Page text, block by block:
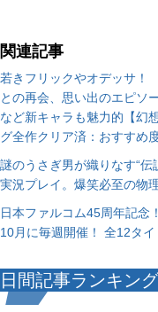
関連記事
若きフリックやオデッサ！
との再会、思い出のエピソ
など新キャラも魅力的【幻
グ全作クリア済：おすすめ
謎のうさぎ男が織りなす“
実況プレイ。爆笑必至の物
日本ファルコム45周年記念
10月に毎週開催！ 全12タ
日間記事ランキング